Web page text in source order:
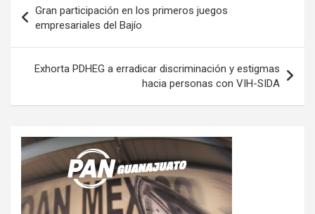
de
entradas
Gran participación en los primeros juegos
empresariales del Bajío
Exhorta PDHEG a erradicar discriminación y estigmas
hacia personas con VIH-SIDA